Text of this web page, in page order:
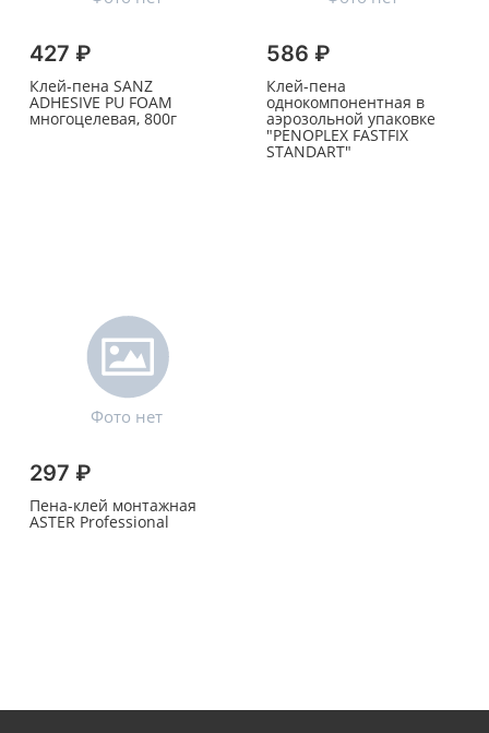
427 ₽
Клей-пена SANZ
ADHESIVE PU FOAM
многоцелевая, 800г
586 ₽
Клей-пена
однокомпонентная в
аэрозольной упаковке
"PENOPLEX FASTFIХ
STANDART"
297 ₽
Пена-клей монтажная
ASTER Professional